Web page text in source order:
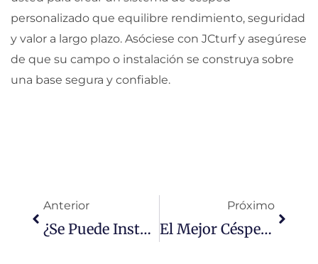
personalizado que equilibre rendimiento, seguridad
y valor a largo plazo. Asóciese con JCturf y asegúrese
de que su campo o instalación se construya sobre
una base segura y confiable.
Anterior
¿Se Puede Instalar Césped Artificial Sobre Arena Fina? Comparación De Bases Y Guía Paso A Paso
Próximo
El Mejor Césped Artificial Para Perros: Una Guía Completa Para Dueños De Mascotas